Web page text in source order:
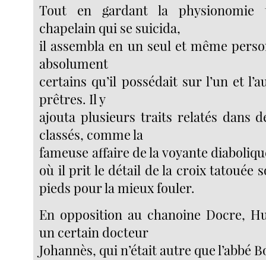
Tout en gardant la physionomie
chapelain qui se suicida,
il assembla en un seul et même
absolument
certains qu’il possédait sur l’un et
prêtres. Il y
ajouta plusieurs traits relatés dans
classés, comme la
fameuse affaire de la voyante
où il prit le détail de la croix tatouée
pieds pour la mieux fouler.
En opposition au chanoine Docre,
un certain docteur
Johannès, qui n’était autre que l’abbé